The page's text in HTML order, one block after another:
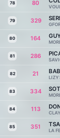
78 80
79 329
80 164
81 286
82 21
LIZY
83 334
84 113
85 351
LA